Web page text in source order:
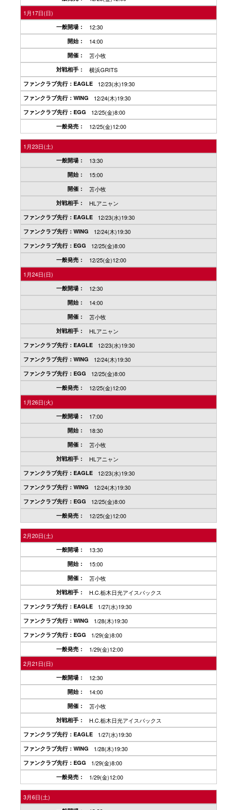
1月17日(日)
12:30
14:00
苫小牧
横浜GRITS
12/23(水)19:30
12/24(木)19:30
12/25(金)8:00
12/25(金)12:00
1月23日(土)
13:30
15:00
苫小牧
HLアニャン
12/23(水)19:30
12/24(木)19:30
12/25(金)8:00
12/25(金)12:00
1月24日(日)
12:30
14:00
苫小牧
HLアニャン
12/23(水)19:30
12/24(木)19:30
12/25(金)8:00
12/25(金)12:00
1月26日(火)
17:00
18:30
苫小牧
HLアニャン
12/23(水)19:30
12/24(木)19:30
12/25(金)8:00
12/25(金)12:00
2月20日(土)
13:30
15:00
苫小牧
H.C.栃木日光アイスバックス
1/27(水)19:30
1/28(木)19:30
1/29(金)8:00
1/29(金)12:00
2月21日(日)
12:30
14:00
苫小牧
H.C.栃木日光アイスバックス
1/27(水)19:30
1/28(木)19:30
1/29(金)8:00
1/29(金)12:00
3月6日(土)